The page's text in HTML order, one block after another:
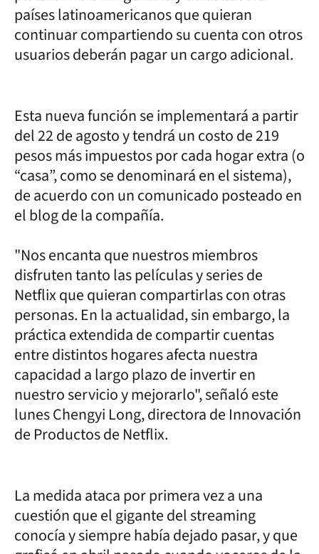
países latinoamericanos que quieran
continuar compartiendo su cuenta con otros
usuarios deberán pagar un cargo adicional.
Esta nueva función se implementará a partir
del 22 de agosto y tendrá un costo de 219
pesos más impuestos por cada hogar extra (o
“casa”, como se denominará en el sistema),
de acuerdo con un comunicado posteado en
el blog de la compañía.
"Nos encanta que nuestros miembros
disfruten tanto las películas y series de
Netflix que quieran compartirlas con otras
personas. En la actualidad, sin embargo, la
práctica extendida de compartir cuentas
entre distintos hogares afecta nuestra
capacidad a largo plazo de invertir en
nuestro servicio y mejorarlo", señaló este
lunes Chengyi Long, directora de Innovación
de Productos de Netflix.
La medida ataca por primera vez a una
cuestión que el gigante del streaming
conocía y siempre había dejado pasar, y que